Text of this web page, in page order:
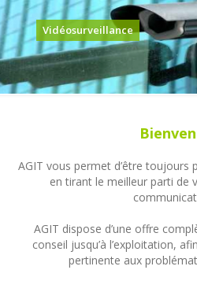
Vidéosurveillance
AGIT vous permet d’être toujours
en tirant le meilleur parti de
AGIT dispose d’une offre
conseil jusqu’à l’exploitation,
pertinente aux